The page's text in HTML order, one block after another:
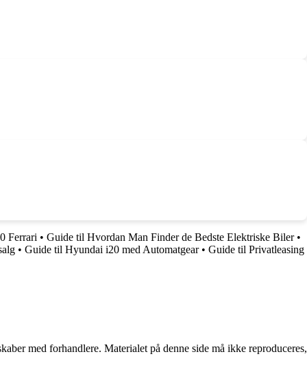
Ferrari • Guide til Hvordan Man Finder de Bedste Elektriske Biler•
• Guide til Hyundai i20 med Automatgear• Guide til Privatleasing
med forhandlere. Materialet på denne side må ikke reproduceres,